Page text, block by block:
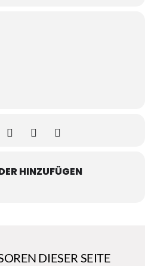
HINZUFÜGEN
DIESER SEITE